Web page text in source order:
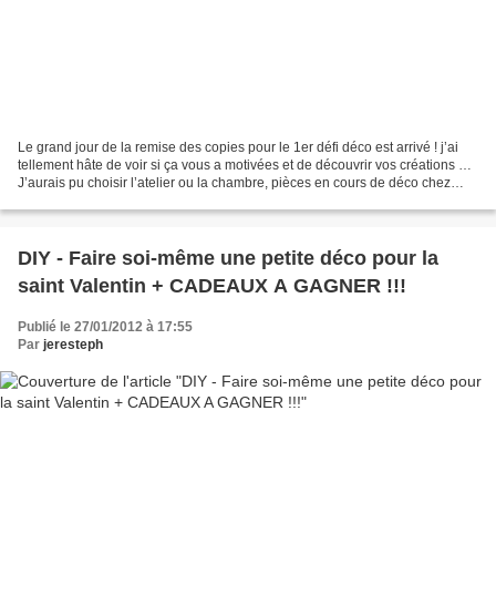
Le grand jour de la remise des copies pour le 1er défi déco est arrivé ! j’ai
tellement hâte de voir si ça vous a motivées et de découvrir vos créations …
J’aurais pu choisir l’atelier ou la chambre, pièces en cours de déco chez
DIY - Faire soi-même une petite déco pour la
saint Valentin + CADEAUX A GAGNER !!!
Publié le 27/01/2012 à 17:55
Par jeresteph